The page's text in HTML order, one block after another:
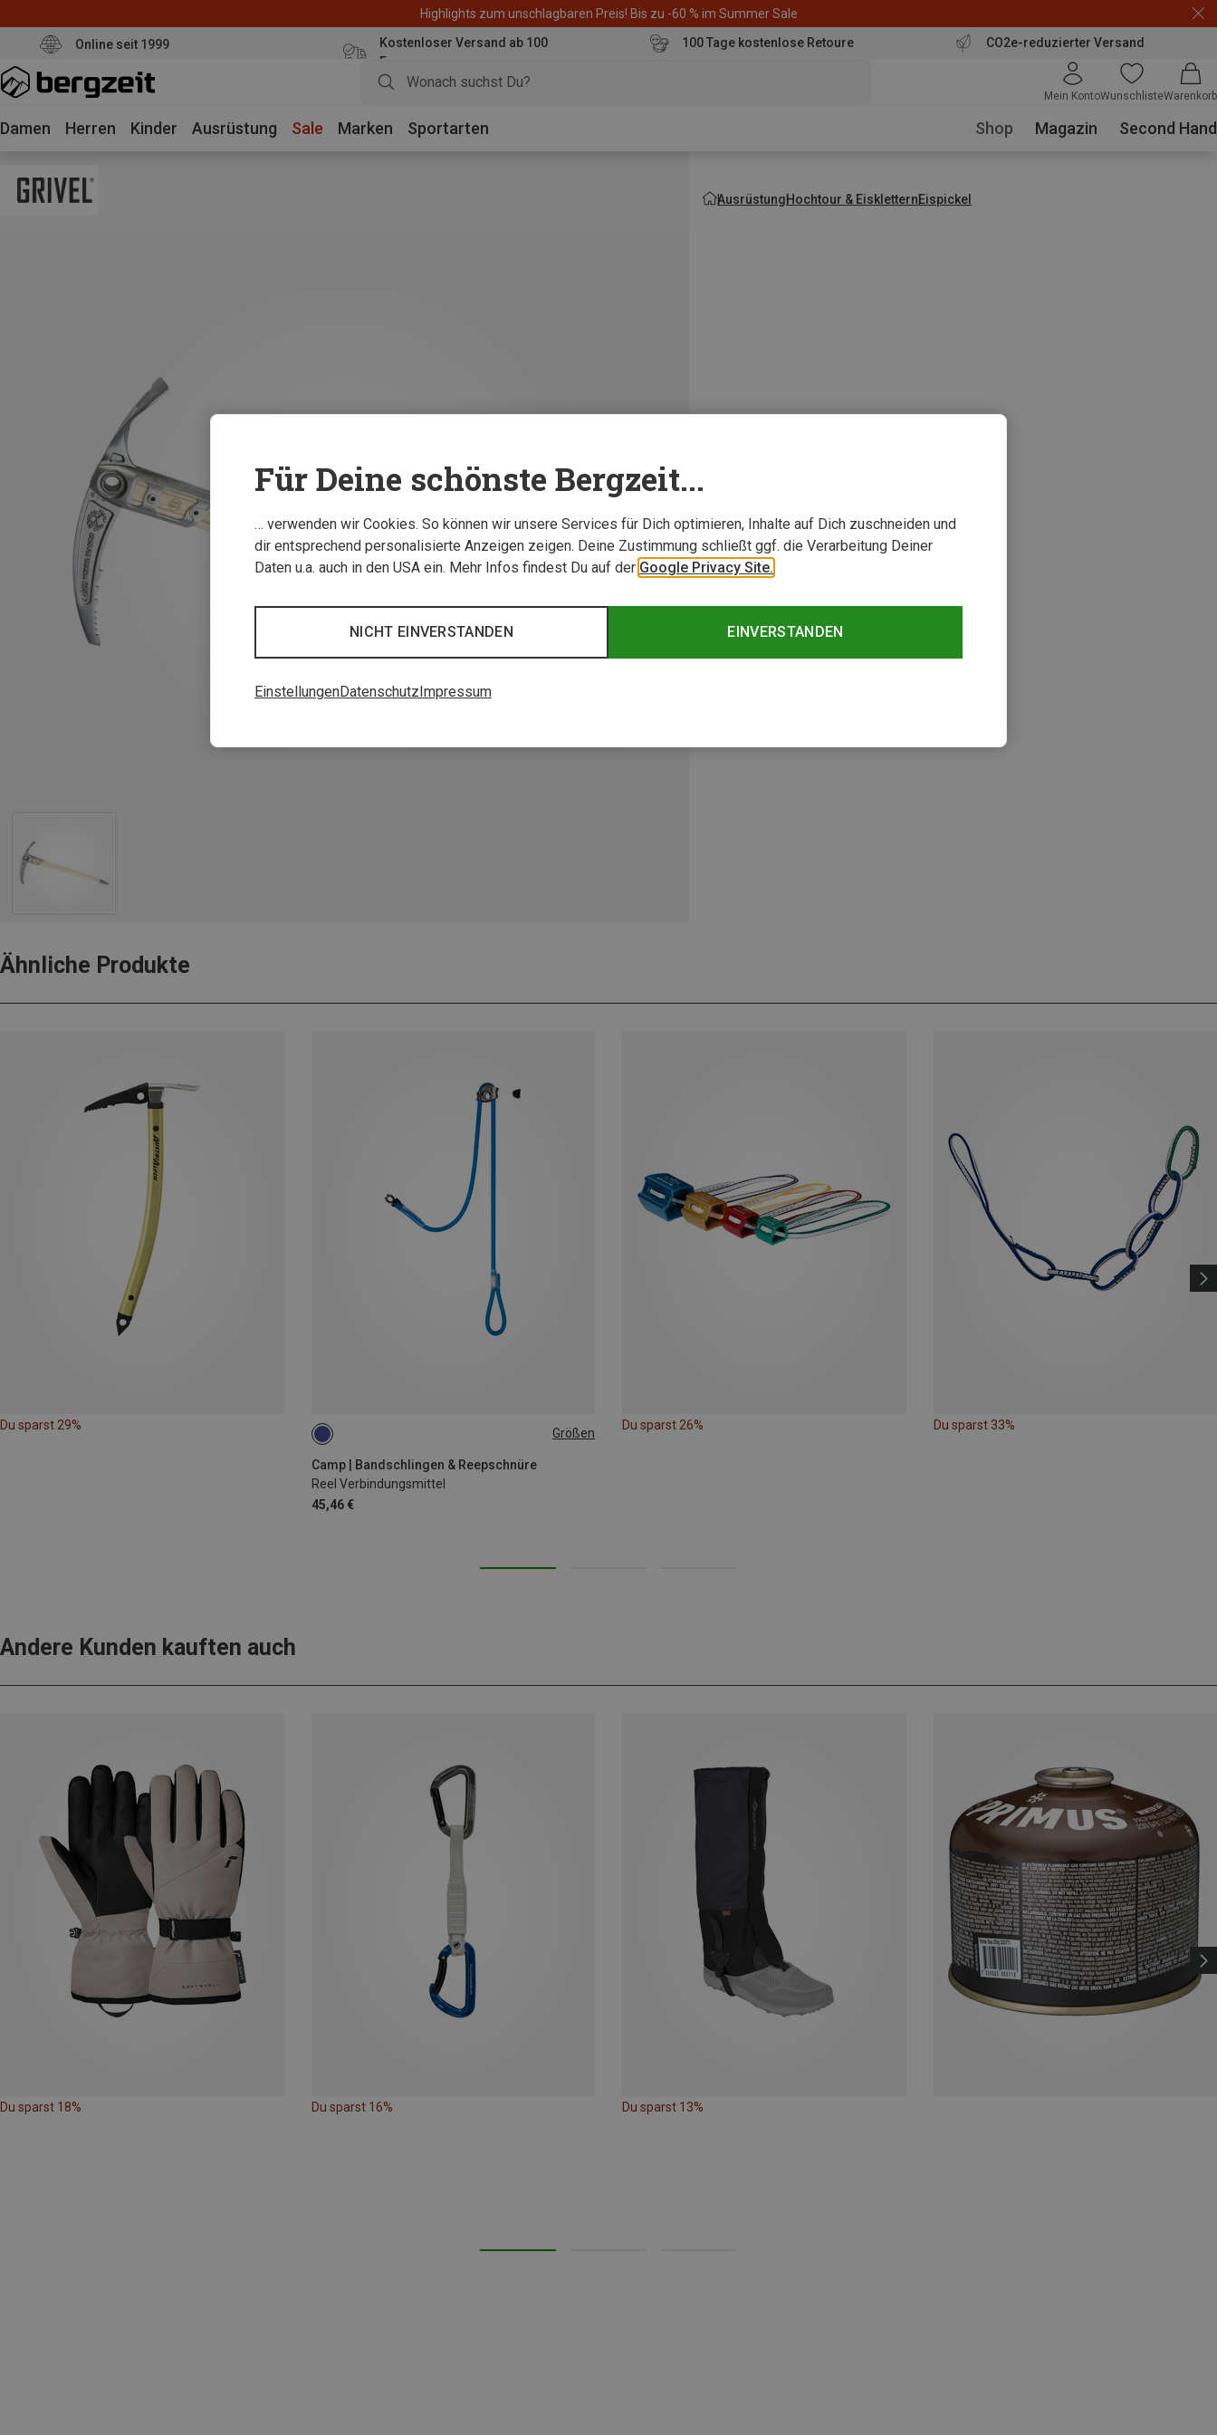
Highlights zum unschlagbaren Preis! Bis zu -60 % im Summer Sale
Online seit 1999
Kostenloser Versand ab 100
Euro
100 Tage kostenlose Retoure CO2e-reduzierter Versand
Mein KontoWunschlisteWarenkorb
Damen Herren Kinder Ausrüstung Sale Marken Sportarten Shop Magazin Second Hand
AusrüstungHochtour & EiskletternEispickel
Ähnliche Produkte
Du sparst 29%
Größen
Camp | Bandschlingen & Reepschnüre
Reel Verbindungsmittel
45,46 €
100CM
Du sparst 26% Du sparst 33%
Andere Kunden kauften auch
Du sparst 18% Du sparst 16% Du sparst 13%
Für Deine schönste Bergzeit...
… verwenden wir Cookies. So können wir unsere Services für Dich optimieren, Inhalte auf Dich zuschneiden und
dir entsprechend personalisierte Anzeigen zeigen. Deine Zustimmung schließt ggf. die Verarbeitung Deiner
Daten u.a. auch in den USA ein. Mehr Infos findest Du auf der Google Privacy Site.
EINVERSTANDEN
NICHT EINVERSTANDEN
EinstellungenDatenschutz Impressum